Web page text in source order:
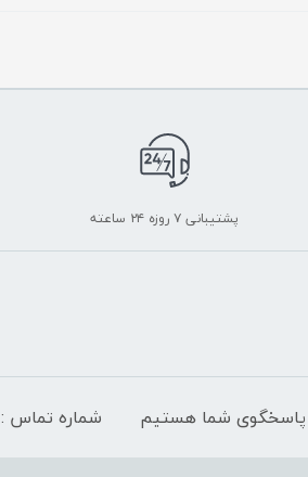
پشتیبانی ۷ روزه ۲۴ ساعته
شماره تماس : 09371742423